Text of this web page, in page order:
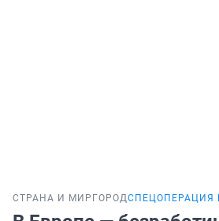
СТРАНА И МИР ГОРОДСПЕЦОПЕРАЦИЯ